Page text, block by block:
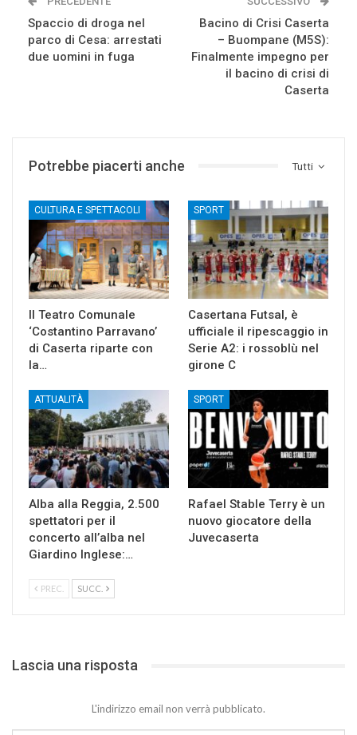
Spaccio di droga nel
parco di Cesa: arrestati
due uomini in fuga
Bacino di Crisi Caserta
– Buompane (M5S):
Finalmente impegno per
il bacino di crisi di
Caserta
Tutti
Potrebbe piacerti anche
CULTURA E SPETTACOLI
Il Teatro Comunale
‘Costantino Parravano’
di Caserta riparte con
la…
SPORT
Casertana Futsal, è
ufficiale il ripescaggio in
Serie A2: i rossoblù nel
girone C
ATTUALITÀ
Alba alla Reggia, 2.500
spettatori per il
concerto all’alba nel
Giardino Inglese:…
SPORT
Rafael Stable Terry è un
nuovo giocatore della
Juvecaserta
PREC. SUCC.
Lascia una risposta
L'indirizzo email non verrà pubblicato.